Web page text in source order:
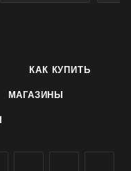
КАК КУПИТЬ
МАГАЗИНЫ